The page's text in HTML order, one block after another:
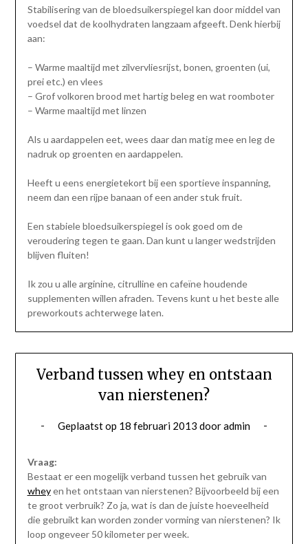
Stabilisering van de bloedsuikerspiegel kan door middel van
voedsel dat de koolhydraten langzaam afgeeft. Denk hierbij
aan:
– Warme maaltijd met zilvervliesrijst, bonen, groenten (ui,
prei etc.) en vlees
– Grof volkoren brood met hartig beleg en wat roomboter
– Warme maaltijd met linzen
Als u aardappelen eet, wees daar dan matig mee en leg de
nadruk op groenten en aardappelen.
Heeft u eens energietekort bij een sportieve inspanning,
neem dan een rijpe banaan of een ander stuk fruit.
Een stabiele bloedsuikerspiegel is ook goed om de
veroudering tegen te gaan. Dan kunt u langer wedstrijden
blijven fluiten!
Ik zou u alle arginine, citrulline en cafeïne houdende
supplementen willen afraden. Tevens kunt u het beste alle
preworkouts achterwege laten.
Verband tussen whey en ontstaan
van nierstenen?
Geplaatst op 18 februari 2013 dooradmin
Vraag:
Bestaat er een mogelijk verband tussen het gebruik van
wheyen het ontstaan van nierstenen? Bijvoorbeeld bij een
te groot verbruik? Zo ja, wat is dan de juiste hoeveelheid
die gebruikt kan worden zonder vorming van nierstenen? Ik
loop ongeveer 50 kilometer per week.